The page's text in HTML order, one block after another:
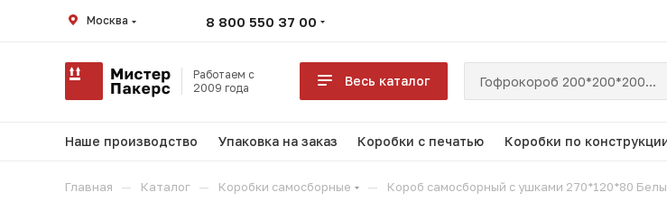
Работаем с
2009 года
Весь каталог
Наше производство Упаковка на заказ Коробки с печатью Коробки по
Москва 8 800 550 37 00
Главная — Каталог — Коробки самосборные — Короб самосборный с ушками 270*120*80